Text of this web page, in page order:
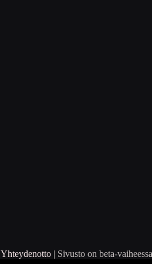
Yhteydenotto| Sivusto on beta-